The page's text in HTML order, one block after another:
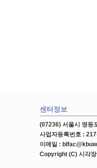
센터정보
(07236) 서울시 영등
사업자등록번호 :
이메일 :
Copyright (C) 시각